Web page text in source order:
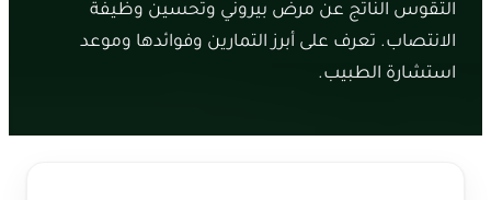
التقوس الناتج عن مرض بيروني وتحسين وظيفة
الانتصاب. تعرف على أبرز التمارين وفوائدها وموعد
استشارة الطبيب.